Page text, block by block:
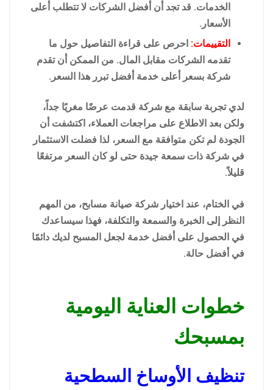
الخدمات. قد تجد أن أفضل الشركات لا تتطلب أعلى
الأسعار.
التقييمات: احرص على قراءة التفاصيل حول ما
تقدمه الشركات مقابل المال. من الممكن أن تقدم
شركة بسعر أعلى خدمة أفضل تبرر هذا السعر.
لدي تجربة سابقة مع شركة قدمت عرضًا مغريًا جداً،
ولكن بعد الاطلاع على مراجعات العملاء، اكتشفت أن
الجودة لم تكن متوافقة مع السعر، لذا فضلت الاستثمار
في شركة ذات سمعة جيدة حتى لو كان السعر مرتفعًا
قليلاً.
في الختام، عند اختيار شركة صيانة مسابح، من المهم
النظر إلى الخبرة والسمعة والتكلفة، فهذا سيساعدك
في الحصول على أفضل خدمة لجعل المسبح لديك دائمًا
في أفضل حالة.
خطوات العناية اليومية
بمسبحك
تنظيف الأوساخ السطحية